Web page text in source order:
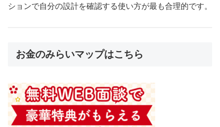
ションで自分の設計を確認する使い方が最も合理的です。
お金のみらいマップはこちら